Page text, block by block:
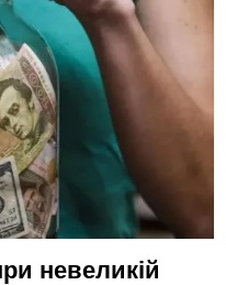
невеликій